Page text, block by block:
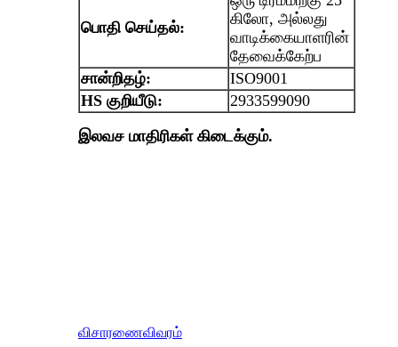
பொதி செய்தல்:
கிலோ, அல்லது
வாடிக்கையாளரின்
தேவைக்கேற்ப
சான்றிதழ்:
ISO9001
HS குறியீடு:
2933599090
இலவச மாதிரிகள் கிடைக்கும்.
விசாரணைவிவரம்